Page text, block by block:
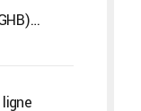
€22,000.00